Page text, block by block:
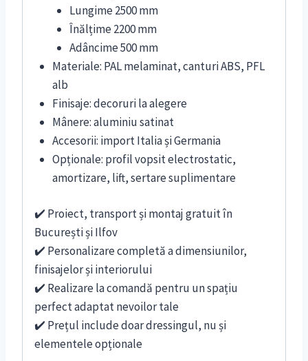
Lungime 2500 mm
Înălțime 2200 mm
Adâncime 500 mm
Materiale: PAL melaminat, canturi ABS, PFL
alb
Finisaje: decoruri la alegere
Mânere: aluminiu satinat
Accesorii: import Italia și Germania
Opționale: profil vopsit electrostatic,
amortizare, lift, sertare suplimentare
✔️ Proiect, transport și montaj gratuit în
București și Ilfov
✔️ Personalizare completă a dimensiunilor,
finisajelor și interiorului
✔️ Realizare la comandă pentru un spațiu
perfect adaptat nevoilor tale
✔️ Prețul include doar dressingul, nu și
elementele opționale